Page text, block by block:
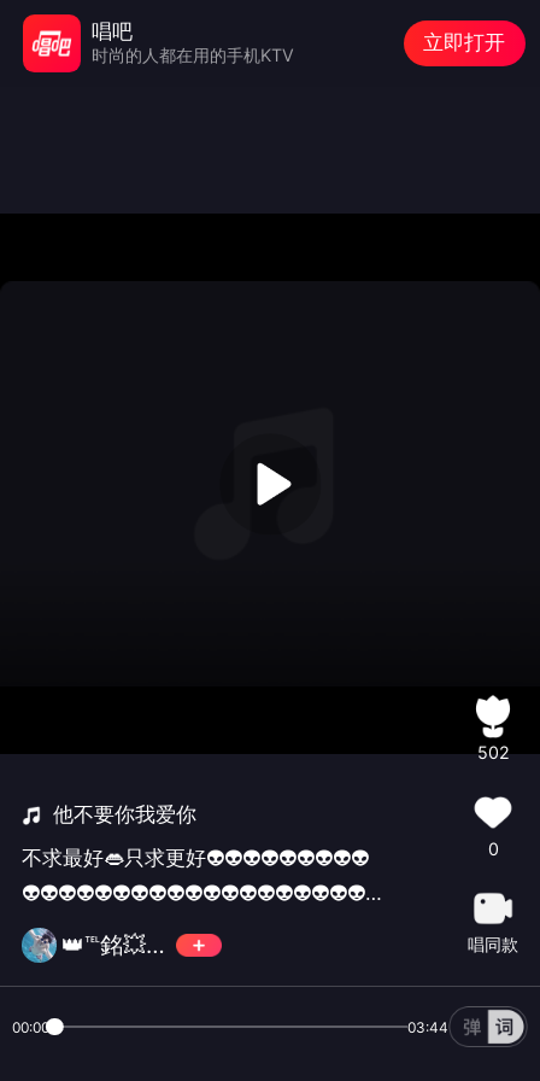
他不要你我爱你
不求最好👄只求更好👽👽👽👽👽👽👽👽👽
👽👽👽👽👽👽👽👽👽👽👽👽👽👽👽👽👽👽👽👽
👽👽👽👽👽👽👽👽👽👽
👑℡銘💥栤☞💫
502
0
唱同款
00:00 03:44
唱吧
时尚的人都在用的手机KTV
立即打开